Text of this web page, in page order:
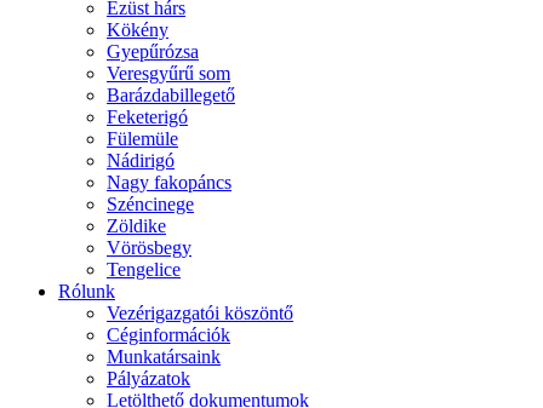
Ezüst hárs
Kökény
Gyepűrózsa
Veresgyűrű som
Barázdabillegető
Feketerigó
Fülemüle
Nádirigó
Nagy fakopáncs
Széncinege
Zöldike
Vörösbegy
Tengelice
Rólunk
Vezérigazgatói köszöntő
Céginformációk
Munkatársaink
Pályázatok
Letölthető dokumentumok